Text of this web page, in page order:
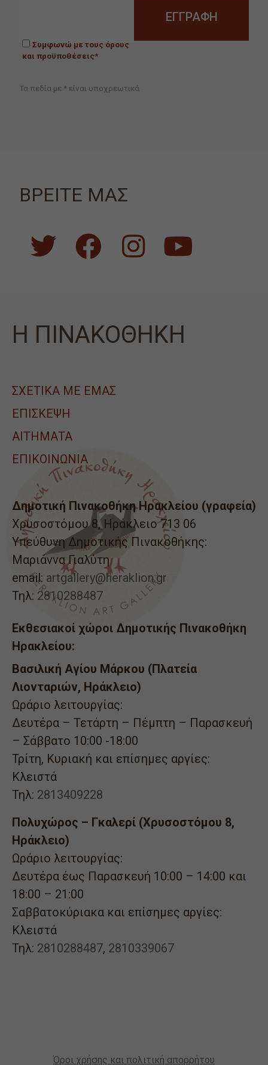
Συμφωνώ με τους όρους
και προϋποθέσεις*
Τα πεδία με * είναι υποχρεωτικά
ΒΡΕΙΤΕ ΜΑΣ
Η ΠΙΝΑΚΟΘΗΚΗ
ΣΧΕΤΙΚΑ ΜΕ ΕΜΑΣ
ΕΠΙΣΚΕΨΗ
ΑΙΤΉΜΑΤΑ
ΕΠΙΚΟΙΝΩΝΙΑ
Δημοτική Πινακοθήκη Ηρακλείου (γραφεία)
Χρυσοστόμου 8, Ηράκλειο 713 06
Υπεύθυνη Δημοτικής Πινακοθήκης:
Μαριάννα Γιαλύτη
email: artgallery@heraklion.gr
Τηλ: 2810288487
Εκθεσιακοί χώροι Δημοτικής Πινακοθήκη
Ηρακλείου:
Βασιλική Αγίου Μάρκου (Πλατεία
Λιονταριών, Ηράκλειο)
Ωράριο λειτουργίας:
Δευτέρα – Τετάρτη – Πέμπτη – Παρασκευή
– Σάββατο 10:00 -18:00
Τρίτη, Κυριακή και επίσημες αργίες:
Κλειστά
Τηλ: 2813409228
Πολυχώρος – Γκαλερί (Χρυσοστόμου 8,
Ηράκλειο)
Ωράριο λειτουργίας:
Δευτέρα έως Παρασκευή 10:00 – 14:00 και
18:00 – 21:00
Σαββατοκύριακα και επίσημες αργίες:
Κλειστά
Τηλ: 2810288487, 2810339067
Όροι χρήσης και πολιτική απορρήτου